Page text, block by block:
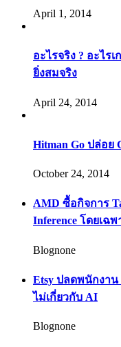
April 1, 2014
อะไรจริง ? อะไร
ยิ่งสมจริง
April 24, 2014
Hitman Go ปล่อ
October 24, 2014
AMD ซื้อกิจการ
Inference โดยเฉพ
Blognone
Etsy ปลดพนักงา
ไม่เกี่ยวกับ AI
Blognone